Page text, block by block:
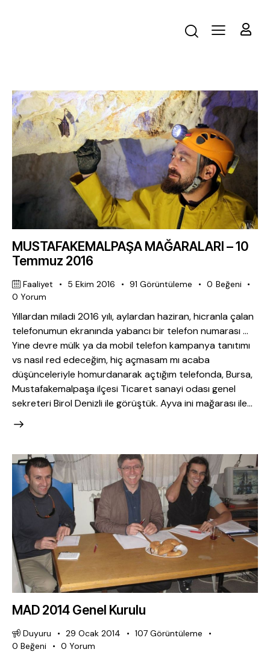
MUSTAFAKEMALPAŞA MAĞARALARI – 10
Temmuz 2016
Faaliyet 5 Ekim 2016 91 Görüntüleme 0 Beğeni
0 Yorum
Yıllardan miladi 2016 yılı, aylardan haziran, hicranla çalan
telefonumun ekranında yabancı bir telefon numarası ...
Yine devre mülk ya da mobil telefon kampanya tanıtımı
vs nasıl red edeceğim, hiç açmasam mı acaba
düşünceleriyle homurdanarak açtığım telefonda, Bursa,
Mustafakemalpaşa ilçesi Ticaret sanayi odası genel
sekreteri Birol Denizli ile görüştük. Ayva ini mağarası ile…
MAD 2014 Genel Kurulu
Duyuru 29 Ocak 2014 107 Görüntüleme
0 Beğeni 0 Yorum